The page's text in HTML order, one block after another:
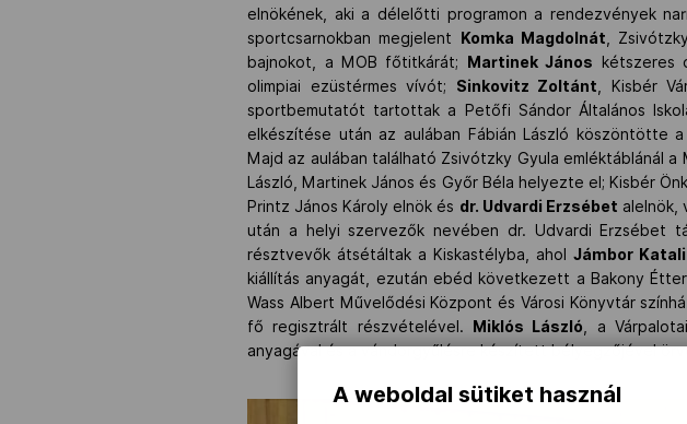
elnökének, aki a délelőtti programon a rendezvények
sportcsarnokban megjelent
Komka Magdolnát ,
bajnokot, a MOB főtitkárát;
Martinek János kétszeres
olimpiai ezüstérmes vívót; Sinkovitz Zoltánt , Kisbér
sportbemutatót tartottak a Petőfi Sándor Általános
elkészítése után az aulában Fábián László köszöntötte
Majd az aulában található Zsivótzky Gyula emléktáblánál a
László, Martinek János és Győr Béla helyezte el; Kisbér
Printz János Károly elnök és dr. Udvardi Erzsébet alelnök,
után a helyi szervezők nevében dr. Udvardi Erzsébet
résztvevők átsétáltak a Kiskastélyba, ahol Jámbor
kiállítás anyagát, ezután ebéd következett a Bakony
Wass Albert Művelődési Központ és Városi Könyvtár
fő regisztrált részvételével.
Miklós László , a
anyagával és a vándorgyűlésre készített bélyegzőjével
A weboldal sütiket használ